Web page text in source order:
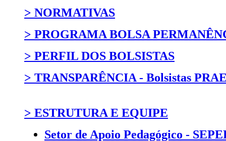
> NORMATIVAS
> PROGRAMA BOLSA
> PERFIL DOS BOLSISTAS
> TRANSPARÊNCIA - Bolsistas
> ESTRUTURA E EQUIPE
Setor de Apoio Pedagógico -